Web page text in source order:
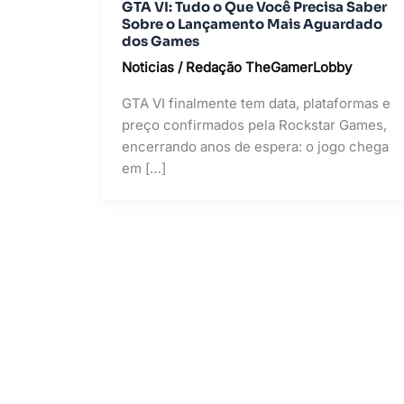
GTA VI: Tudo o Que Você Precisa Saber
Sobre o Lançamento Mais Aguardado
dos Games
Noticias / Redação TheGamerLobby
GTA VI finalmente tem data, plataformas e
preço confirmados pela Rockstar Games,
encerrando anos de espera: o jogo chega
em […]